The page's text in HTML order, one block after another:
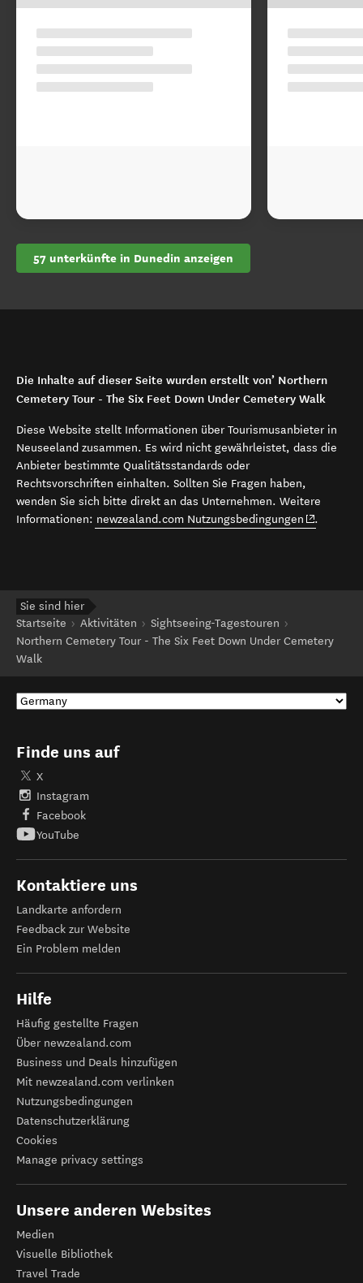
57 unterkünfte in Dunedin anzeigen
Die Inhalte auf dieser Seite wurden erstellt von’ Northern
Cemetery Tour - The Six Feet Down Under Cemetery Walk
Diese Website stellt Informationen über Tourismusanbieter in
Neuseeland zusammen. Es wird nicht gewährleistet, dass die
Anbieter bestimmte Qualitätsstandards oder
Rechtsvorschriften einhalten. Sollten Sie Fragen haben,
wenden Sie sich bitte direkt an das Unternehmen. Weitere
Informationen: newzealand.com Nutzungsbedingungen (opens in
.
Sie sind hier
Startseite
Aktivitäten
Sightseeing-Tagestouren
Northern Cemetery Tour - The Six Feet Down Under Cemetery
Walk
Finde uns auf
X
Instagram
Facebook
YouTube
Kontaktiere uns
Landkarte anfordern
Feedback zur Website
Ein Problem melden
Hilfe
Häufig gestellte Fragen
Über newzealand.com
Business und Deals hinzufügen
Mit newzealand.com verlinken
Nutzungsbedingungen
Datenschutzerklärung
Cookies
Manage privacy settings
Unsere anderen Websites
Medien
Visuelle Bibliothek
Travel Trade